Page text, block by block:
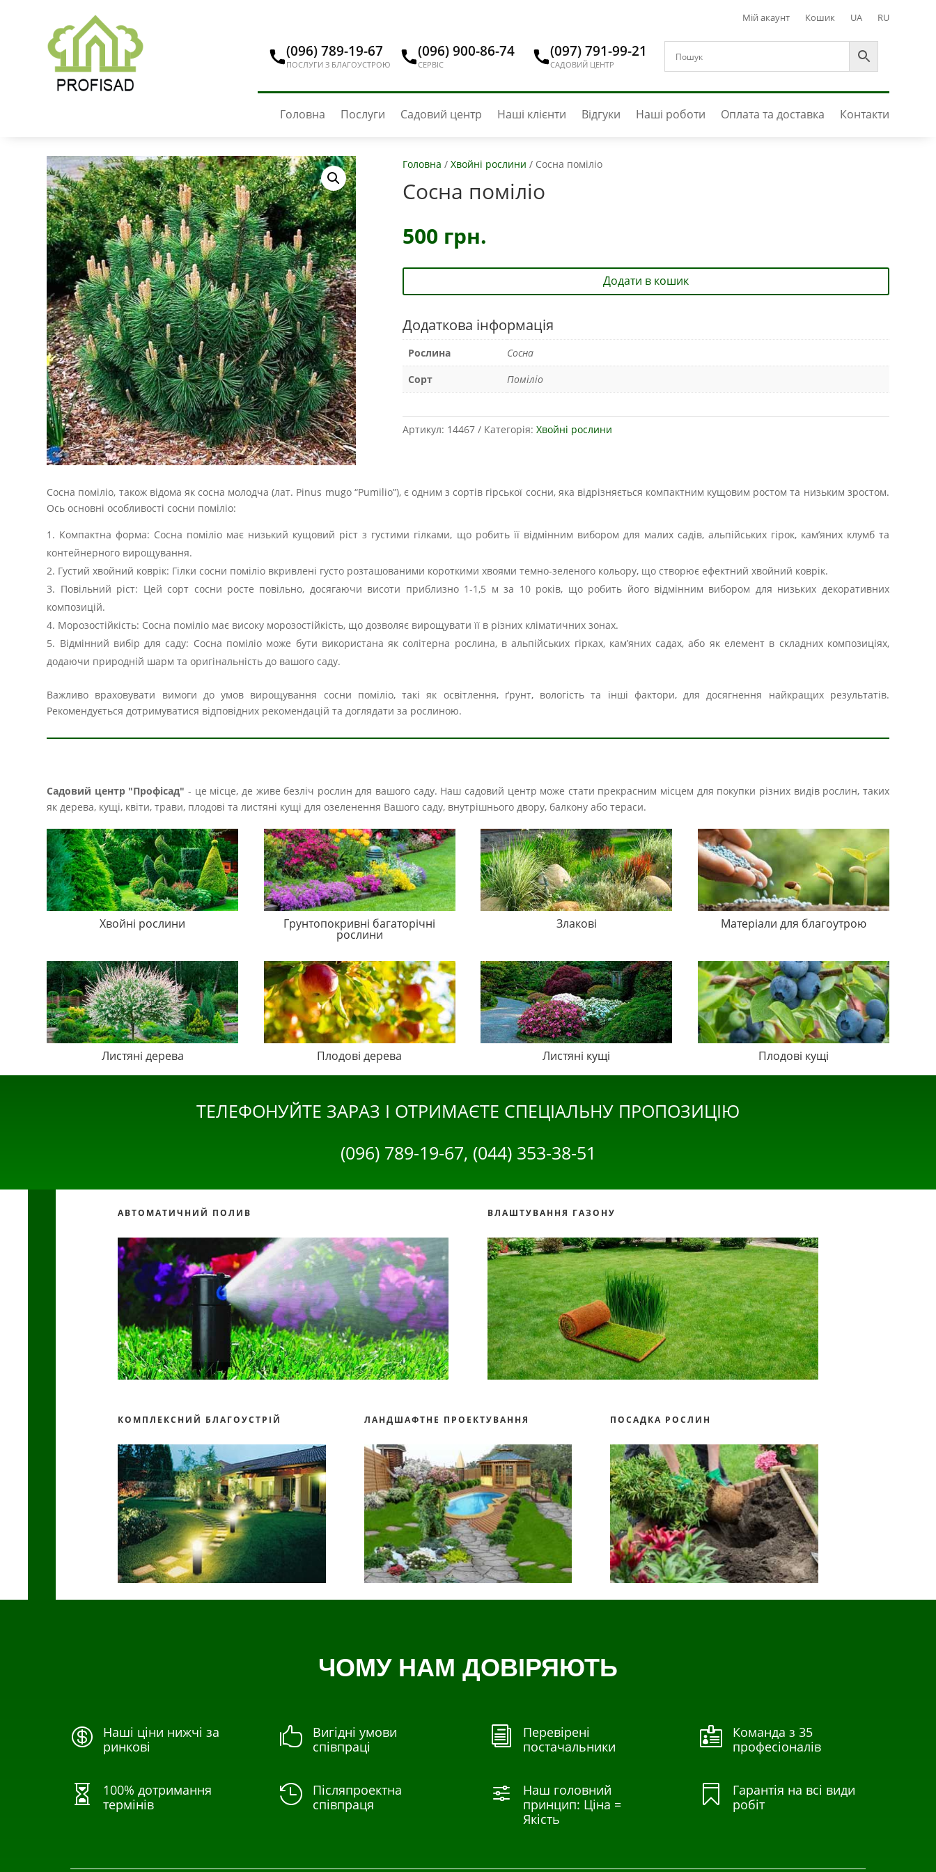
Мій акаунт Кошик UA RU
(096) 789-19-67
ПОСЛУГИ З БЛАГОУСТРОЮ
(096) 900-86-74
СЕРВІС
(097) 791-99-21
САДОВИЙ ЦЕНТР
Головна Послуги Садовий центр Наші клієнти Відгуки Наші роботи Оплата та доставка Контакти
Головна / Хвойні рослини / Сосна поміліо
Сосна поміліо
500 грн.
Додати в кошик
Додаткова інформація
Рослина
Сосна
Сорт
Поміліо
Артикул: 14467 Категорія: Хвойні рослини
Сосна поміліо, також відома як сосна молодча (лат. Pinus mugo “Pumilio”), є одним з сортів гірської сосни, яка відрізняється компактним кущовим ростом та низьким зростом.
Ось основні особливості сосни поміліо:
Компактна форма: Сосна поміліо має низький кущовий ріст з густими гілками, що робить її відмінним вибором для малих садів, альпійських гірок, кам’яних клумб та
контейнерного вирощування.
Густий хвойний коврік: Гілки сосни поміліо вкривлені густо розташованими короткими хвоями темно-зеленого кольору, що створює ефектний хвойний коврік.
Повільний ріст: Цей сорт сосни росте повільно, досягаючи висоти приблизно 1-1,5 м за 10 років, що робить його відмінним вибором для низьких декоративних
композицій.
Морозостійкість: Сосна поміліо має високу морозостійкість, що дозволяє вирощувати її в різних кліматичних зонах.
Відмінний вибір для саду: Сосна поміліо може бути використана як солітерна рослина, в альпійських гірках, кам’яних садах, або як елемент в складних композиціях,
додаючи природній шарм та оригінальність до вашого саду.
Важливо враховувати вимоги до умов вирощування сосни поміліо, такі як освітлення, ґрунт, вологість та інші фактори, для досягнення найкращих результатів.
Рекомендується дотримуватися відповідних рекомендацій та доглядати за рослиною.
Садовий центр "Профісад" - це місце, де живе безліч рослин для вашого саду. Наш садовий центр може стати прекрасним місцем для покупки різних видів рослин, таких
як дерева, кущі, квіти, трави, плодові та листяні кущі для озеленення Вашого саду, внутрішнього двору, балкону або тераси.
Хвойні рослини Грунтопокривні багаторічні
рослини
Злакові Матеріали для благоутрою
Листяні дерева Плодові дерева Листяні кущі Плодові кущі
ТЕЛЕФОНУЙТЕ ЗАРАЗ І ОТРИМАЄТЕ СПЕЦІАЛЬНУ ПРОПОЗИЦІЮ
(096) 789-19-67, (044) 353-38-51
АВТОМАТИЧНИЙ ПОЛИВ ВЛАШТУВАННЯ ГАЗОНУ
КОМПЛЕКСНИЙ БЛАГОУСТРІЙ ЛАНДШАФТНЕ ПРОЕКТУВАННЯ ПОСАДКА РОСЛИН
ЧОМУ НАМ ДОВІРЯЮТЬ

Наші ціни нижчі за
ринкові

100% дотримання
термінів

Вигідні умови
співпраці

Післяпроектна
співпраця
i
Перевірені
постачальники
f
Наш головний
принцип: Ціна =
Якість

Команда з 35
професіоналів

Гарантія на всі види
робіт